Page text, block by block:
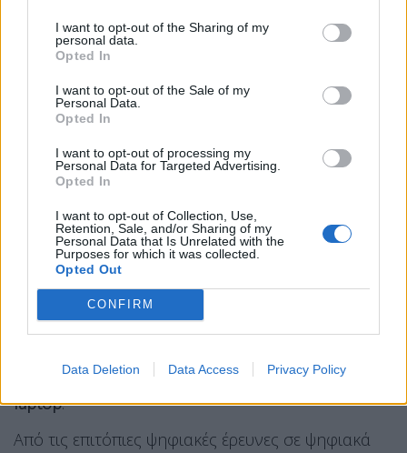
I want to opt-out of the Sharing of my
personal data.
Opted In
I want to opt-out of the Sale of my
Personal Data.
Opted In
I want to opt-out of processing my
Personal Data for Targeted Advertising.
Opted In
I want to opt-out of Collection, Use,
Retention, Sale, and/or Sharing of my
Personal Data that Is Unrelated with the
Purposes for which it was collected.
Opted Out
CONFIRM
Data Deletion Data Access Privacy Policy
Από την επακόλουθη έρευνα και την παροχή
διαδικτύου και τηλεπικοινωνιών,
ταυτοποιήθηκαν
τα εμπλεκόμενα άτομα και οι οικιακές τους
συνδέσεις διαδικτύου, ενώ, παράλληλα,
εξακριβώθηκε ο τόπος κατοικίας τους
Στη συνέχεια, σε συντονισμένη αστυνομική
επιχείρηση που πραγματοποιήθηκε από 5 έως 7
Μαΐου 2026, με τη συνδρομή έτερων
αστυνομικών υπηρεσιών, πραγματοποιήθηκαν
έρευνες, στο πλαίσιο των οποίων
δίσκοι, 11 ψηφιακά μέσα αποθήκευσης (USB) και 2
laptop.
Από τις επιτόπιες ψηφιακές έρευνες σε ψηφιακά